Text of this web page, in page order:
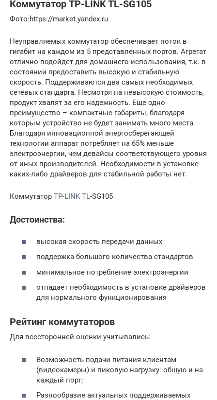
Коммутатор TP-LINK TL-SG105
Фото:https://market.yandex.ru
Неуправляемых коммутатор обеспечивает поток в
гигабит на каждом из 5 представленных портов. Агрегат
отлично подойдет для домашнего использования, т.к. в
состоянии предоставить высокую и стабильную
скорость. Поддерживаются два самых необходимых
сетевых стандарта. Несмотря на невысокую стоимость,
продукт хвалят за его надежность. Еще одно
преимущество – компактные габариты, благодаря
которым устройство не будет занимать много места.
Благодаря инновационной энергосберегающей
технологии аппарат потребляет на 65% меньше
электроэнергии, чем девайсы соответствующего уровня
от иных производителей. Необходимости в установке
каких-либо драйверов для стабильной работы нет.
Коммутатор TP-LINK TL-SG105
Достоинства:
высокая скорость передачи данных
поддержка большого количества стандартов
минимальное потребление электроэнергии
отпадает необходимость в установке драйверов
для нормального функционирования
Рейтинг коммутаторов
Для всесторонней оценки учитывались:
Возможность подачи питания клиентам
(видеокамеры) и пиковую нагрузку: общую и на
каждый порт;
Разнообразие актуальных поддерживаемых